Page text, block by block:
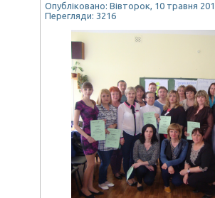
Опубліковано: Вівторок, 10 травня
Перегляди: 3216